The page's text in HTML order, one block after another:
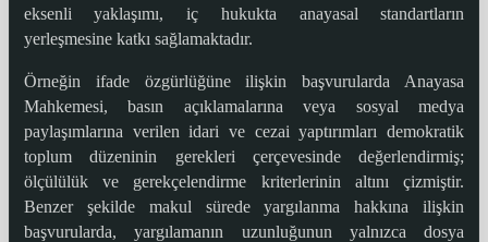
eksenli yaklaşımı, iç hukukta anayasal standartların
yerleşmesine katkı sağlamaktadır.
Örneğin ifade özgürlüğüne ilişkin başvurularda Anayasa
Mahkemesi, basın açıklamalarına veya sosyal medya
paylaşımlarına verilen idari ve cezai yaptırımları demokratik
toplum düzeninin gerekleri çerçevesinde değerlendirmiş;
ölçülülük ve gerekçelendirme kriterlerinin altını çizmiştir.
Benzer şekilde makul sürede yargılanma hakkına ilişkin
başvurularda, yargılamanın uzunluğunun yalnızca dosya